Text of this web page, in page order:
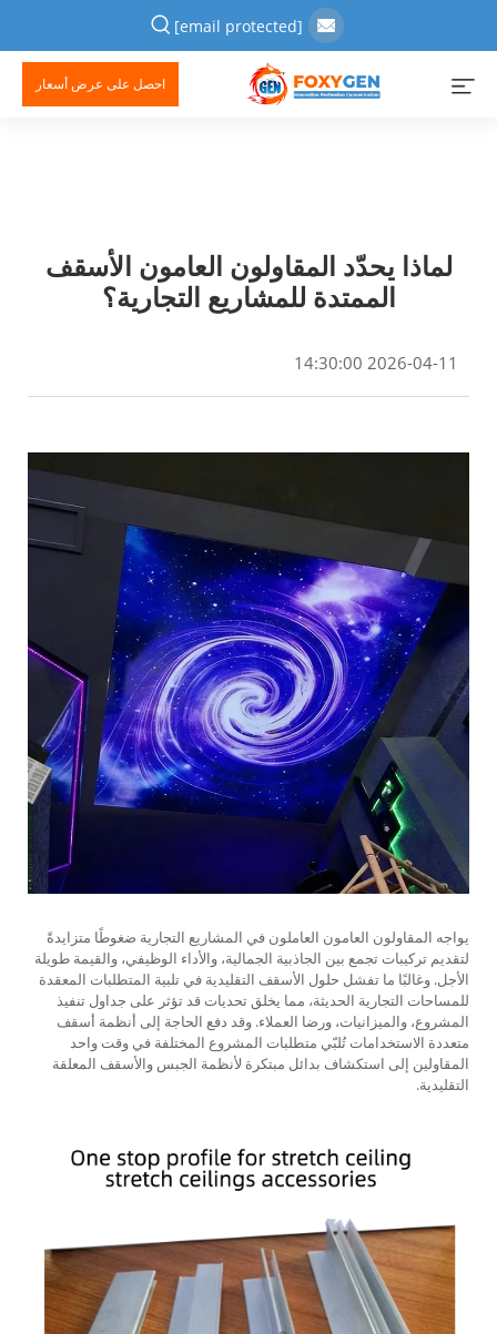
[email protected]
احصل على عرض أسعار
لماذا يحدّد المقاولون العامون الأسقف
الممتدة للمشاريع التجارية؟
2026-04-11 14:30:00
يواجه المقاولون العامون العاملون في المشاريع التجارية ضغوطًا متزايدةً
لتقديم تركيبات تجمع بين الجاذبية الجمالية، والأداء الوظيفي، والقيمة طويلة
الأجل. وغالبًا ما تفشل حلول الأسقف التقليدية في تلبية المتطلبات المعقدة
للمساحات التجارية الحديثة، مما يخلق تحديات قد تؤثر على جداول تنفيذ
المشروع، والميزانيات، ورضا العملاء. وقد دفع الحاجة إلى أنظمة أسقف
متعددة الاستخدامات تُلبّي متطلبات المشروع المختلفة في وقت واحد
المقاولين إلى استكشاف بدائل مبتكرة لأنظمة الجبس والأسقف المعلقة
التقليدية.